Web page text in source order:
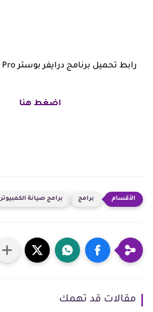
رابط تحميل برنامج درايفر بوستر Driver Booster Pro
اضغط هنا
برامج برامج صيانة الكمبيوتر
مقالات قد تهمك